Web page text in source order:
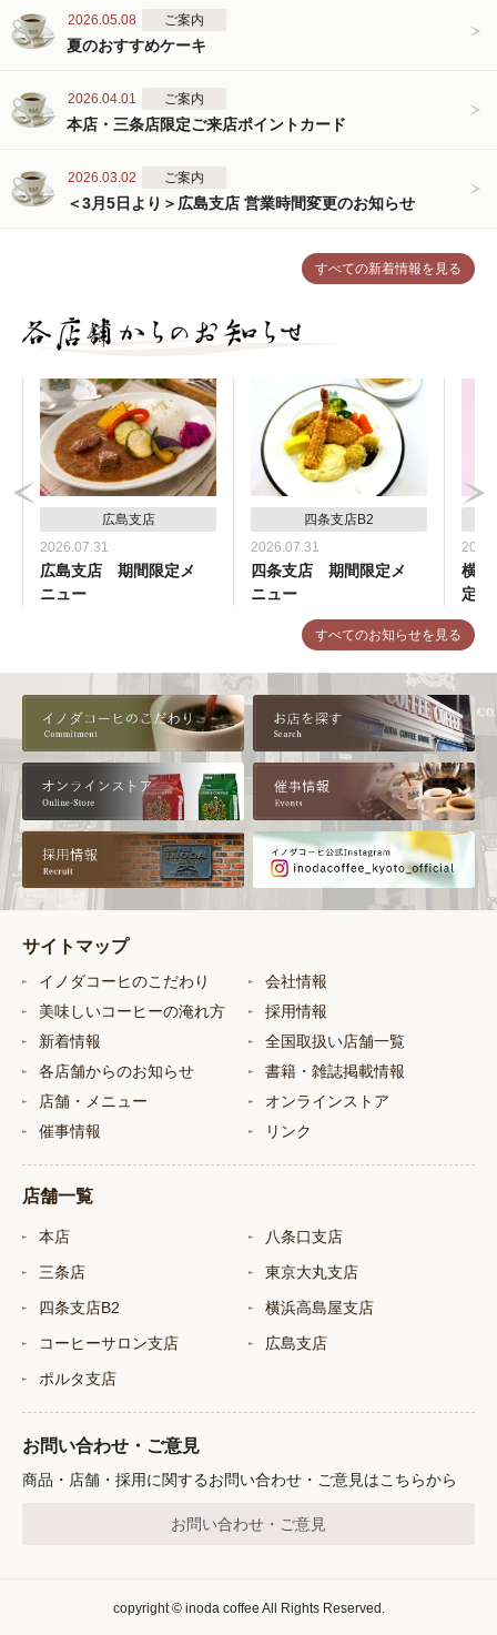
すべての新着情報を見る
2026.05.08 ご案内
夏のおすすめケーキ
2026.04.01 ご案内
本店・三条店限定ご来店ポイントカード
2026.03.02 ご案内
＜3月5日より＞広島支店 営業時間変更のお知らせ
すべてのお知らせを見る
広島支店
2026.07.31
広島支店 期間限定メ
ニュー
四条支店B2
2026.07.31
四条支店 期間限定メ
ニュー
横
定メ
サイトマップ
イノダコーヒのこだわり
美味しいコーヒーの淹れ方
新着情報
各店舗からのお知らせ
店舗・メニュー
催事情報
会社情報
採用情報
全国取扱い店舗一覧
書籍・雑誌掲載情報
オンラインストア
リンク
店舗一覧
本店
三条店
四条支店B2
コーヒーサロン支店
ポルタ支店
八条口支店
東京大丸支店
横浜高島屋支店
広島支店
お問い合わせ・ご意見
商品・店舗・採用に関するお問い合わせ・ご意見はこちらから
お問い合わせ・ご意見
copyright © inoda coffee All Rights Reserved.